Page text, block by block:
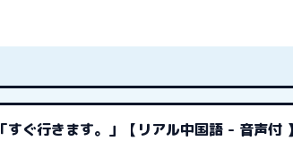
「すぐ行きます。」【リアル中国語 - 音声付 】